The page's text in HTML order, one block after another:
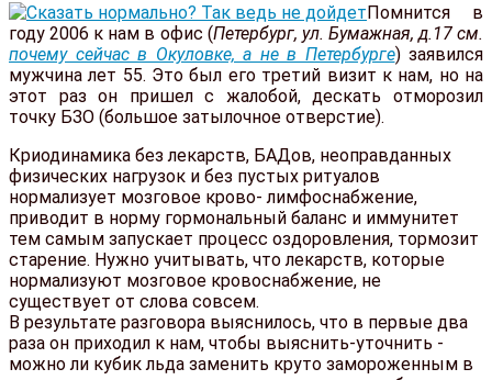
Помнится в
году 2006 к нам в офис (Петербург, ул. Бумажная, д.17 см.
почему сейчас в Окуловке, а не в Петербурге) заявился
мужчина лет 55. Это был его третий визит к нам, но на
этот раз он пришел с жалобой, дескать отморозил
точку БЗО (большое затылочное отверстие).
Криодинамика без лекарств, БАДов, неоправданных
физических нагрузок и без пустых ритуалов
нормализует мозговое крово- лимфоснабжение,
приводит в норму гормональный баланс и иммунитет
тем самым запускает процесс оздоровления, тормозит
старение. Нужно учитывать, что лекарств, которые
нормализуют мозговое кровоснабжение, не
существует от слова совсем.
В результате разговора выяснилось, что в первые два
раза он приходил к нам, чтобы выяснить-уточнить -
можно ли кубик льда заменить круто замороженным в